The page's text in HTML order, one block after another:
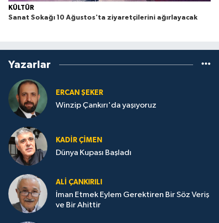
KÜLTÜR
Sanat Sokağı 10 Ağustos'ta ziyaretçilerini ağırlayacak
Yazarlar
ERCAN ŞEKER
Winzip Çankırı'da yaşıyoruz
KADIR ÇIMEN
Dünya Kupası Başladı
ALI ÇANKIRILI
İman Etmek Eylem Gerektiren Bir Söz Veriş
ve Bir Ahittir